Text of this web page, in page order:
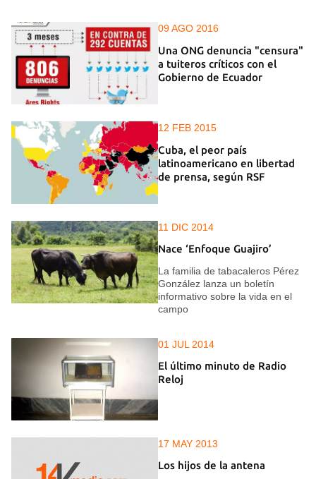
09 AGO 2016
Una ONG denuncia "censura"
a tuiteros críticos con el
Gobierno de Ecuador
12 FEB 2015
Cuba, el peor país
latinoamericano en libertad
de prensa, según RSF
11 DIC 2014
Nace ‘Enfoque Guajiro’
La familia de tabacaleros Pérez
González lanza un boletín
informativo sobre la vida en el
campo
01 JUL 2014
El último minuto de Radio
Reloj
17 MAY 2013
Los hijos de la antena